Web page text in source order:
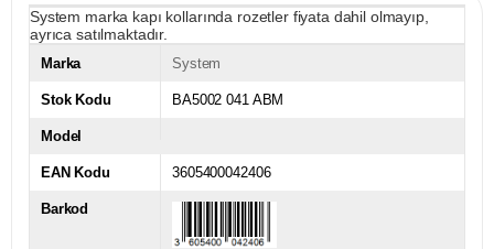
System marka kapı kollarında rozetler fiyata dahil olmayıp,
ayrıca satılmaktadır.
Marka System
Stok Kodu BA5002 041 ABM
Model
EAN Kodu 3605400042406
Barkod